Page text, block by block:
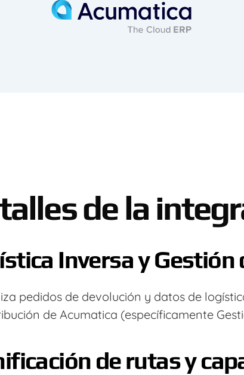
de la
Inversa y Gestión
pedidos de devolución y datos de
de Acumatica (específicamente
de rutas y